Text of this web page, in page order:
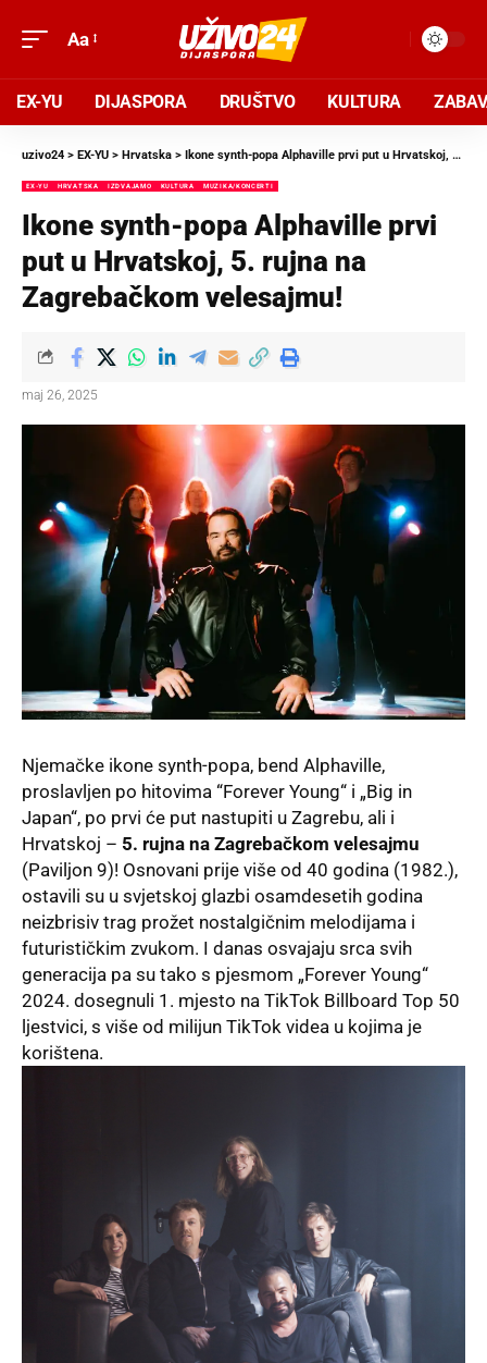
Aa
EX-YU DIJASPORA DRUŠTVO KULTURA
uzivo24 > EX-YU > Hrvatska > Ikone synth-popa Alphaville prvi put u Hrvatskoj, 5. rujna na Zagrebačkom velesajmu!
EX-YU HRVATSKA IZDVAJAMO KULTURA MUZIKA/KONCERTI
Ikone synth-popa Alphaville prvi
put u Hrvatskoj, 5. rujna na
Zagrebačkom velesajmu!
maj 26, 2025
Njemačke ikone synth-popa, bend Alphaville,
proslavljen po hitovima “Forever Young“ i „Big in
Japan“, po prvi će put nastupiti u Zagrebu, ali i
Hrvatskoj – 5. rujna na Zagrebačkom velesajmu
(Paviljon 9)! Osnovani prije više od 40 godina (1982.),
ostavili su u svjetskoj glazbi osamdesetih godina
neizbrisiv trag prožet nostalgičnim melodijama i
futurističkim zvukom. I danas osvajaju srca svih
generacija pa su tako s pjesmom „Forever Young“
2024. dosegnuli 1. mjesto na TikTok Billboard Top 50
ljestvici, s više od milijun TikTok videa u kojima je
korištena.